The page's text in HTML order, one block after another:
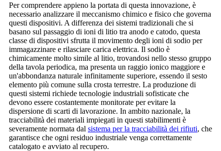
Per comprendere appieno la portata di questa innovazione, è
necessario analizzare il meccanismo chimico e fisico che governa
questi dispositivi. A differenza dei sistemi tradizionali che si
basano sul passaggio di ioni di litio tra anodo e catodo, questa
classe di dispositivi sfrutta il movimento degli ioni di sodio per
immagazzinare e rilasciare carica elettrica. Il sodio è
chimicamente molto simile al litio, trovandosi nello stesso gruppo
della tavola periodica, ma presenta un raggio ionico maggiore e
un'abbondanza naturale infinitamente superiore, essendo il sesto
elemento più comune sulla crosta terrestre. La produzione di
questi sistemi richiede tecnologie industriali sofisticate che
devono essere costantemente monitorate per evitare la
dispersione di scarti di lavorazione. In ambito nazionale, la
tracciabilità dei materiali impiegati in questi stabilimenti è
severamente normata dal sistema per la tracciabilità dei rifiuti, che
garantisce che ogni residuo industriale venga correttamente
catalogato e avviato al recupero.